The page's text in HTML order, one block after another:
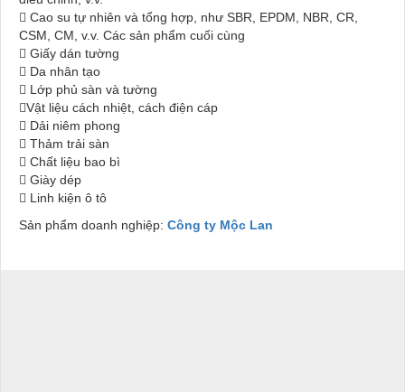
 Cao su tự nhiên và tổng hợp, như SBR, EPDM, NBR, CR,
CSM, CM, v.v. Các sản phẩm cuối cùng
 Giấy dán tường
 Da nhân tạo
 Lớp phủ sàn và tường
Vật liệu cách nhiệt, cách điện cáp
 Dải niêm phong
 Thảm trải sàn
 Chất liệu bao bì
 Giày dép
 Linh kiện ô tô
Sản phẩm doanh nghiệp: Công ty Mộc Lan